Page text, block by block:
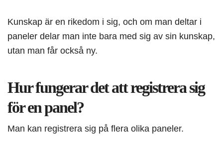
Kunskap är en rikedom i sig, och om man deltar i
paneler delar man inte bara med sig av sin kunskap,
utan man får också ny.
Hur fungerar det att registrera sig
för en panel?
Man kan registrera sig på flera olika paneler.